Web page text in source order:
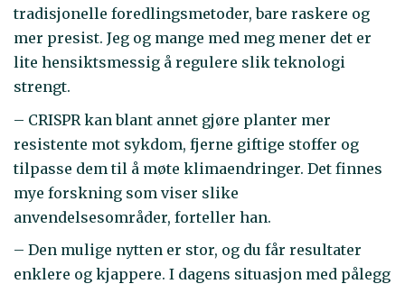
tradisjonelle foredlingsmetoder, bare raskere og
mer presist. Jeg og mange med meg mener det er
lite hensiktsmessig å regulere slik teknologi
strengt.
– CRISPR kan blant annet gjøre planter mer
resistente mot sykdom, fjerne giftige stoffer og
tilpasse dem til å møte klimaendringer. Det finnes
mye forskning som viser slike
anvendelsesområder, forteller han.
– Den mulige nytten er stor, og du får resultater
enklere og kjappere. I dagens situasjon med pålegg